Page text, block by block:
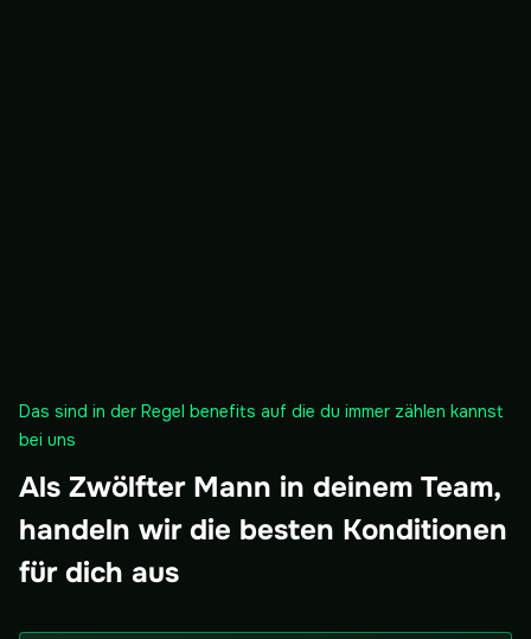
Das sind in der Regel benefits auf die du immer zählen kannst
bei uns
Als Zwölfter Mann in deinem Team,
handeln wir die besten Konditionen
für dich aus